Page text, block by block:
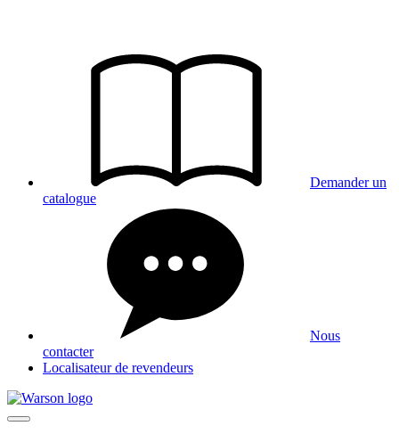
Demander un
catalogue
Nous
contacter
Localisateur de revendeurs